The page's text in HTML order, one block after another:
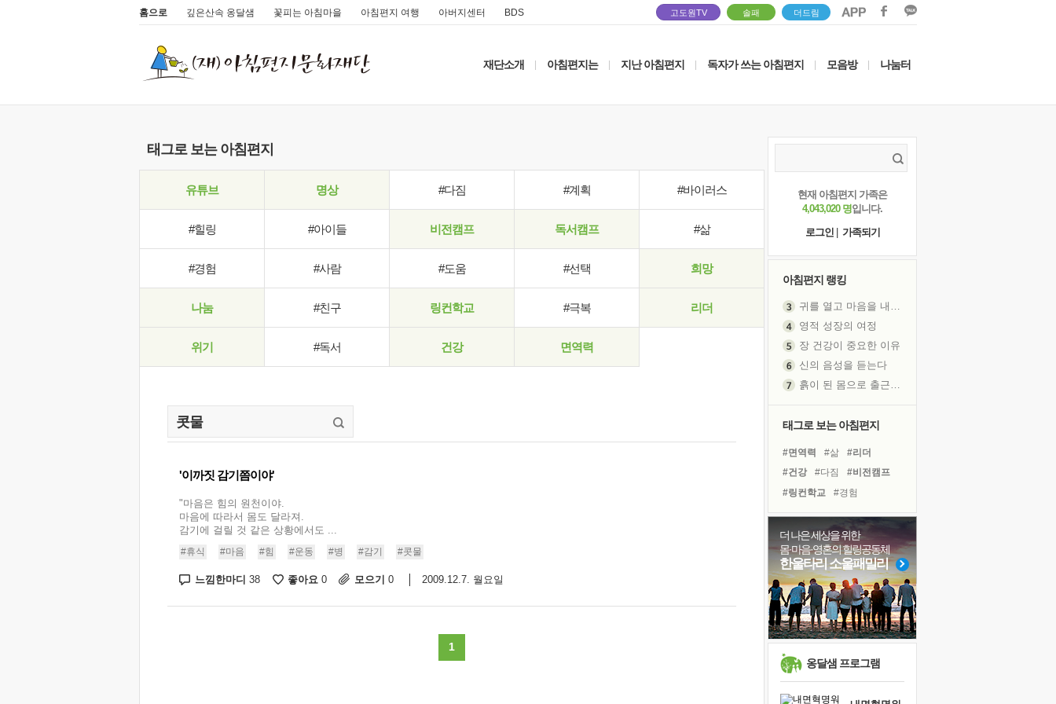
홈으로 깊은산속 옹달샘 꽃피는 아침마을 아침편지 여행 아버지센터 BDS 고도원TV 솔패 더드림
재단소개 아침편지는 지난 아침편지 독자가 쓰는 아침편지 모음방 나눔터
태그로 보는 아침편지
유튜브 명상 #다짐 #계획 #바이러스
#힐링 #아이들 비전캠프 독서캠프 #삶
#경험 #사람 #도움 #선택 희망
나눔 #친구 링컨학교 #극복 리더
위기 #독서 건강 면역력
'이까짓 감기쯤이야'
"마음은 힘의 원천이야.
마음에 따라서 몸도 달라져.
감기에 걸릴 것 같은 상황에서도 ...
#휴식 #마음 #힘 #운동 #병 #감기 #콧물
느낌한마디 38 좋아요 0 모으기 0 2009.12.7. 월요일
1
현재 아침편지 가족은
4,043,020 명입니다.
로그인
가족되기
아침편지 랭킹
귀를 열고 마음을 내어주고
영적 성장의 여정
장 건강이 중요한 이유
신의 음성을 듣는다
흙이 된 몸으로 출근하는 여자
졸업식 사진을 보며
극심한 변비, 어깨결림, 수면 장애
아픈 아버지를 위한 공간 설계
슬럼프
보고 싶은 어머니
유년 시절의 부산 영도 바다
못된 꼰대들
희망이란
'모른다'는 것
태그로 보는 아침편지
#면역력 #삶
#리더
#건강
#다짐
#비전캠프
#링컨학교
#경험
#독서캠프
#계획
#나눔
#힐링
#도움
#바이러스
#유튜브
#독서
#사람
#친구
#극복
#선택
#명상
#위기
더 나은 세상을 위한
몸·마음·영혼의 힐링공동체
한울타리 소울패밀리
옹달샘 프로그램